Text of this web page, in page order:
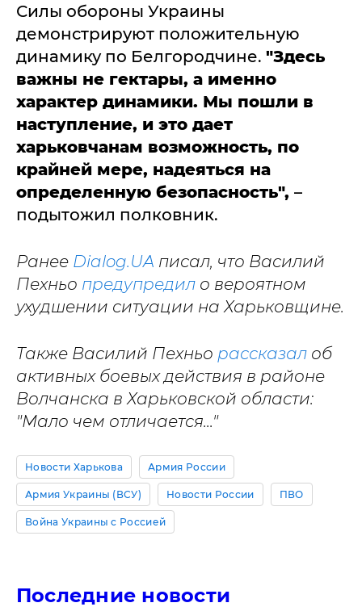
Силы обороны Украины
демонстрируют положительную
динамику по Белгородчине. "Здесь
важны не гектары, а именно
характер динамики. Мы пошли в
наступление, и это дает
харьковчанам возможность, по
крайней мере, надеяться на
определенную безопасность", –
подытожил полковник.
Ранее Dialog.UA писал, что Василий
Пехньо предупредил о вероятном
ухудшении ситуации на Харьковщине.
Также Василий Пехньо рассказал об
активных боевых действия в районе
Волчанска в Харьковской области:
"Мало чем отличается..."
Новости Харькова Армия России
Армия Украины (ВСУ) Новости России ПВО
Война Украины с Россией
Последние новости